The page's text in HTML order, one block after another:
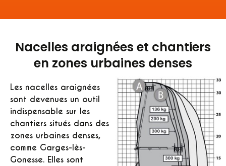
Nacelles araignées et chantiers
en zones urbaines denses
Les nacelles araignées
sont devenues un outil
indispensable sur les
chantiers situés dans des
zones urbaines denses,
comme Garges-lès-
Gonesse. Elles sont